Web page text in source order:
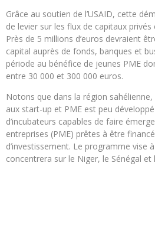
Grâce au soutien de l’USAID, cette
de levier sur les flux de capitaux
Près de 5 millions d’euros devraient
capital auprès de fonds, banques et
période au bénéfice de jeunes PME
entre 30 000 et 300 000 euros.
Notons que dans la région
aux start-up et PME est peu
d’incubateurs capables de faire
entreprises (PME) prêtes à être
d’investissement. Le programme vise
concentrera sur le Niger, le Sénégal et